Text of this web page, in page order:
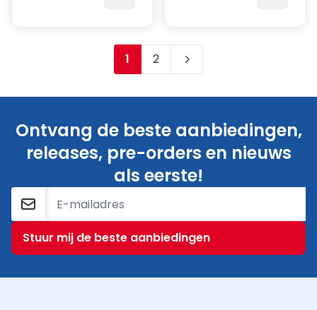
Je leest momenteel pagina
1 Pagina
2
Ontvang de beste aanbiedingen,
releases, pre-orders en nieuws
als eerste!
E-mailadres
Stuur mij de beste aanbiedingen